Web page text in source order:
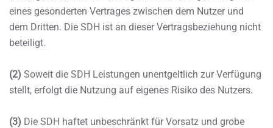
eines gesonderten Vertrages zwischen dem Nutzer und
dem Dritten. Die SDH ist an dieser Vertragsbeziehung nicht
beteiligt.
(2) Soweit die SDH Leistungen unentgeltlich zur Verfügung
stellt, erfolgt die Nutzung auf eigenes Risiko des Nutzers.
(3) Die SDH haftet unbeschränkt für Vorsatz und grobe